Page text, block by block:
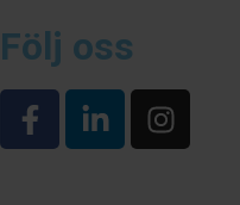
Följ oss